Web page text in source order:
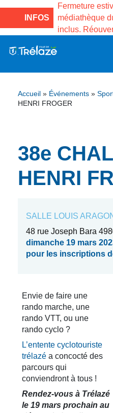
INFOS
la Maison des
de Gama du
Fermeture
médiathèque
inclus.
Projets
– Jumelage
Accueil » Événements »
HENRI FROGER
38e
HENRI
SALLE LOUIS
48 rue Joseph Bara
dimanche 19 mars
pour les inscriptions
Envie de faire une
rando marche, une
rando VTT, ou une
rando cyclo ?
L’entente cyclotouriste
trélazé a concocté des
parcours qui
conviendront à tous !
Rendez-vous à Trélazé
le 19 mars prochain au